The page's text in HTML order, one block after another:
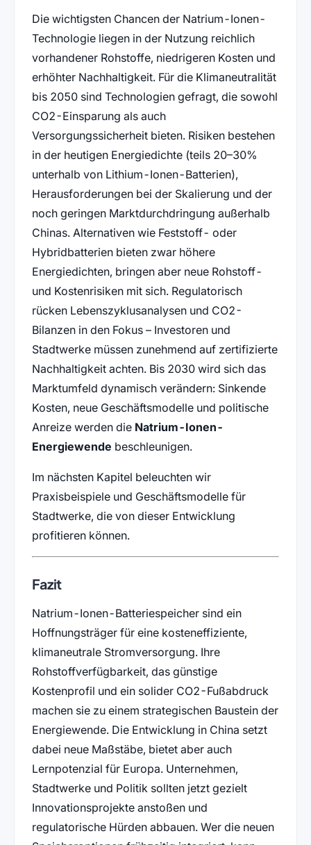
Die wichtigsten Chancen der Natrium-Ionen-
Technologie liegen in der Nutzung reichlich
vorhandener Rohstoffe, niedrigeren Kosten und
erhöhter Nachhaltigkeit. Für die Klimaneutralität
bis 2050 sind Technologien gefragt, die sowohl
CO2-Einsparung als auch
Versorgungssicherheit bieten. Risiken bestehen
in der heutigen Energiedichte (teils 20–30%
unterhalb von Lithium-Ionen-Batterien),
Herausforderungen bei der Skalierung und der
noch geringen Marktdurchdringung außerhalb
Chinas. Alternativen wie Feststoff- oder
Hybridbatterien bieten zwar höhere
Energiedichten, bringen aber neue Rohstoff-
und Kostenrisiken mit sich. Regulatorisch
rücken Lebenszyklusanalysen und CO2-
Bilanzen in den Fokus – Investoren und
Stadtwerke müssen zunehmend auf zertifizierte
Nachhaltigkeit achten. Bis 2030 wird sich das
Marktumfeld dynamisch verändern: Sinkende
Kosten, neue Geschäftsmodelle und politische
Anreize werden die Natrium-Ionen-
Energiewende beschleunigen.
Im nächsten Kapitel beleuchten wir
Praxisbeispiele und Geschäftsmodelle für
Stadtwerke, die von dieser Entwicklung
profitieren können.
Fazit
Natrium-Ionen-Batteriespeicher sind ein
Hoffnungsträger für eine kosteneffiziente,
klimaneutrale Stromversorgung. Ihre
Rohstoffverfügbarkeit, das günstige
Kostenprofil und ein solider CO2-Fußabdruck
machen sie zu einem strategischen Baustein der
Energiewende. Die Entwicklung in China setzt
dabei neue Maßstäbe, bietet aber auch
Lernpotenzial für Europa. Unternehmen,
Stadtwerke und Politik sollten jetzt gezielt
Innovationsprojekte anstoßen und
regulatorische Hürden abbauen. Wer die neuen